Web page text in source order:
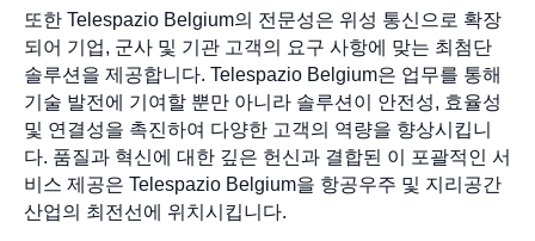
또한 Telespazio Belgium의 전문성은 위성 통신으로 확장
되어 기업, 군사 및 기관 고객의 요구 사항에 맞는 최첨단
솔루션을 제공합니다. Telespazio Belgium은 업무를 통해
기술 발전에 기여할 뿐만 아니라 솔루션이 안전성, 효율성
및 연결성을 촉진하여 다양한 고객의 역량을 향상시킵니
다. 품질과 혁신에 대한 깊은 헌신과 결합된 이 포괄적인 서
비스 제공은 Telespazio Belgium을 항공우주 및 지리공간
산업의 최전선에 위치시킵니다.